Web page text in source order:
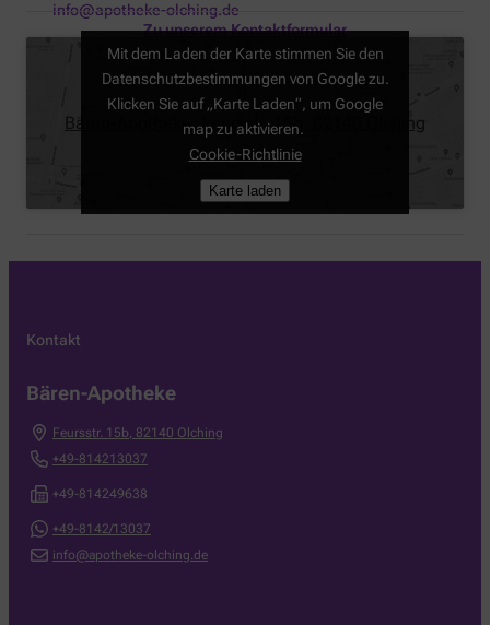
info@apotheke-olching.de
Zu unserem Kontaktformular
Bären-Apotheke, Feursstr. 15b, 82140 Olching
Mit dem Laden der Karte stimmen Sie den
Datenschutzbestimmungen von Google zu.
Klicken Sie auf „Karte Laden“, um Google
map zu aktivieren.
Cookie-Richtlinie
Karte laden
Kontakt
Bären-Apotheke
Feursstr. 15b, 82140 Olching
+49-814213037
+49-814249638
+49-8142/13037
info@apotheke-olching.de